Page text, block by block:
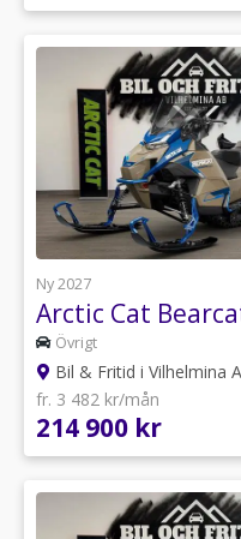
Ny 2027
Arctic Cat
Övrigt
Bil & Fritid i Vilhelmina
fr. 3 482 kr/mån
214 900 kr